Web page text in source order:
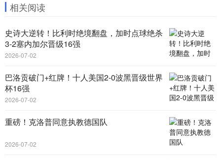
相关阅读
史诗大逆转！比利时绝境翻盘，加时点球绝杀
3-2塞内加尔晋级16强
2026-07-02
巴洛贡破门+红牌！十人美国2-0波黑晋级世界
杯16强
2026-07-02
重磅！克洛普同意执教德国队
2026-07-02